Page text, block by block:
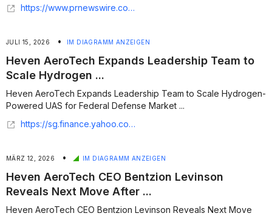
https://www.prnewswire.com/news-releases/heven-aerotech-expands-leadership-team-to-scale-hydrogen-powered-uas-for-federal-defense-market-302824535.html
JULI 15, 2026 • IM DIAGRAMM ANZEIGEN
Heven AeroTech Expands Leadership Team to
Scale Hydrogen ...
Heven AeroTech Expands Leadership Team to Scale Hydrogen-
Powered UAS for Federal Defense Market ...
https://sg.finance.yahoo.com/news/heven-aerotech-expands-leadership-team-124800604.html
MÄRZ 12, 2026 • IM DIAGRAMM ANZEIGEN
Heven AeroTech CEO Bentzion Levinson
Reveals Next Move After ...
Heven AeroTech CEO Bentzion Levinson Reveals Next Move